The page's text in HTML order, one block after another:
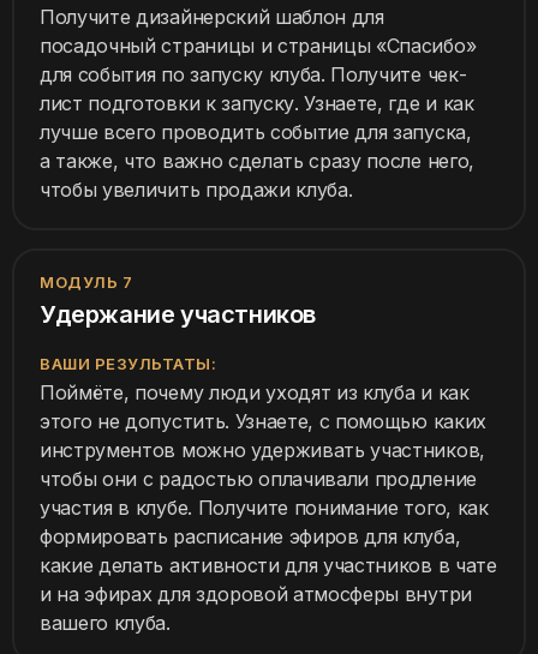
Получите дизайнерский шаблон для
посадочный страницы и страницы «Спасибо»
для события по запуску клуба. Получите чек-
лист подготовки к запуску. Узнаете, где и как
лучше всего проводить событие для запуска,
а также, что важно сделать сразу после него,
чтобы увеличить продажи клуба.
МОДУЛЬ 7
Удержание участников
ВАШИ РЕЗУЛЬТАТЫ:
Поймёте, почему люди уходят из клуба и как
этого не допустить. Узнаете, с помощью каких
инструментов можно удерживать участников,
чтобы они с радостью оплачивали продление
участия в клубе. Получите понимание того, как
формировать расписание эфиров для клуба,
какие делать активности для участников в чате
и на эфирах для здоровой атмосферы внутри
вашего клуба.